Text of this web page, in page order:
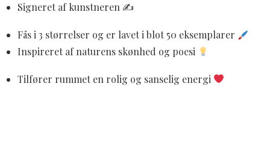
Signeret af kunstneren ✍️
Fås i 3 størrelser og er lavet i blot 50 eksemplarer
Inspireret af naturens skønhed og poesi
Tilfører rummet en rolig og sanselig energi